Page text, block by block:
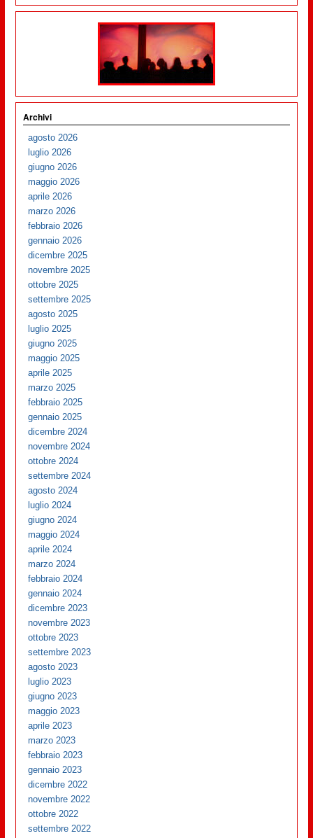
Archivi
agosto 2026
luglio 2026
giugno 2026
maggio 2026
aprile 2026
marzo 2026
febbraio 2026
gennaio 2026
dicembre 2025
novembre 2025
ottobre 2025
settembre 2025
agosto 2025
luglio 2025
giugno 2025
maggio 2025
aprile 2025
marzo 2025
febbraio 2025
gennaio 2025
dicembre 2024
novembre 2024
ottobre 2024
settembre 2024
agosto 2024
luglio 2024
giugno 2024
maggio 2024
aprile 2024
marzo 2024
febbraio 2024
gennaio 2024
dicembre 2023
novembre 2023
ottobre 2023
settembre 2023
agosto 2023
luglio 2023
giugno 2023
maggio 2023
aprile 2023
marzo 2023
febbraio 2023
gennaio 2023
dicembre 2022
novembre 2022
ottobre 2022
settembre 2022